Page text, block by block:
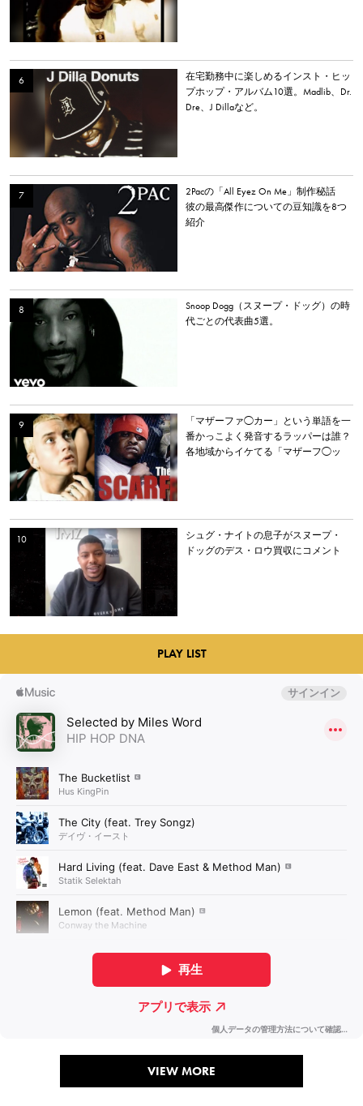
在宅勤務中に楽しめるインスト・ヒッ
プホップ・アルバム10選。Madlib、Dr.
Dre、J Dillaなど。
2Pacの「All Eyez On Me」制作秘話
彼の最高傑作についての豆知識を8つ
紹介
Snoop Dogg（スヌープ・ドッグ）の時
代ごとの代表曲5選。
「マザーファ◯カー」という単語を一
番かっこよく発音するラッパーは誰？
各地域からイケてる「マザーフ◯ッ
シュグ・ナイトの息子がスヌープ・
ドッグのデス・ロウ買収にコメント
PLAY LIST
VIEW MORE